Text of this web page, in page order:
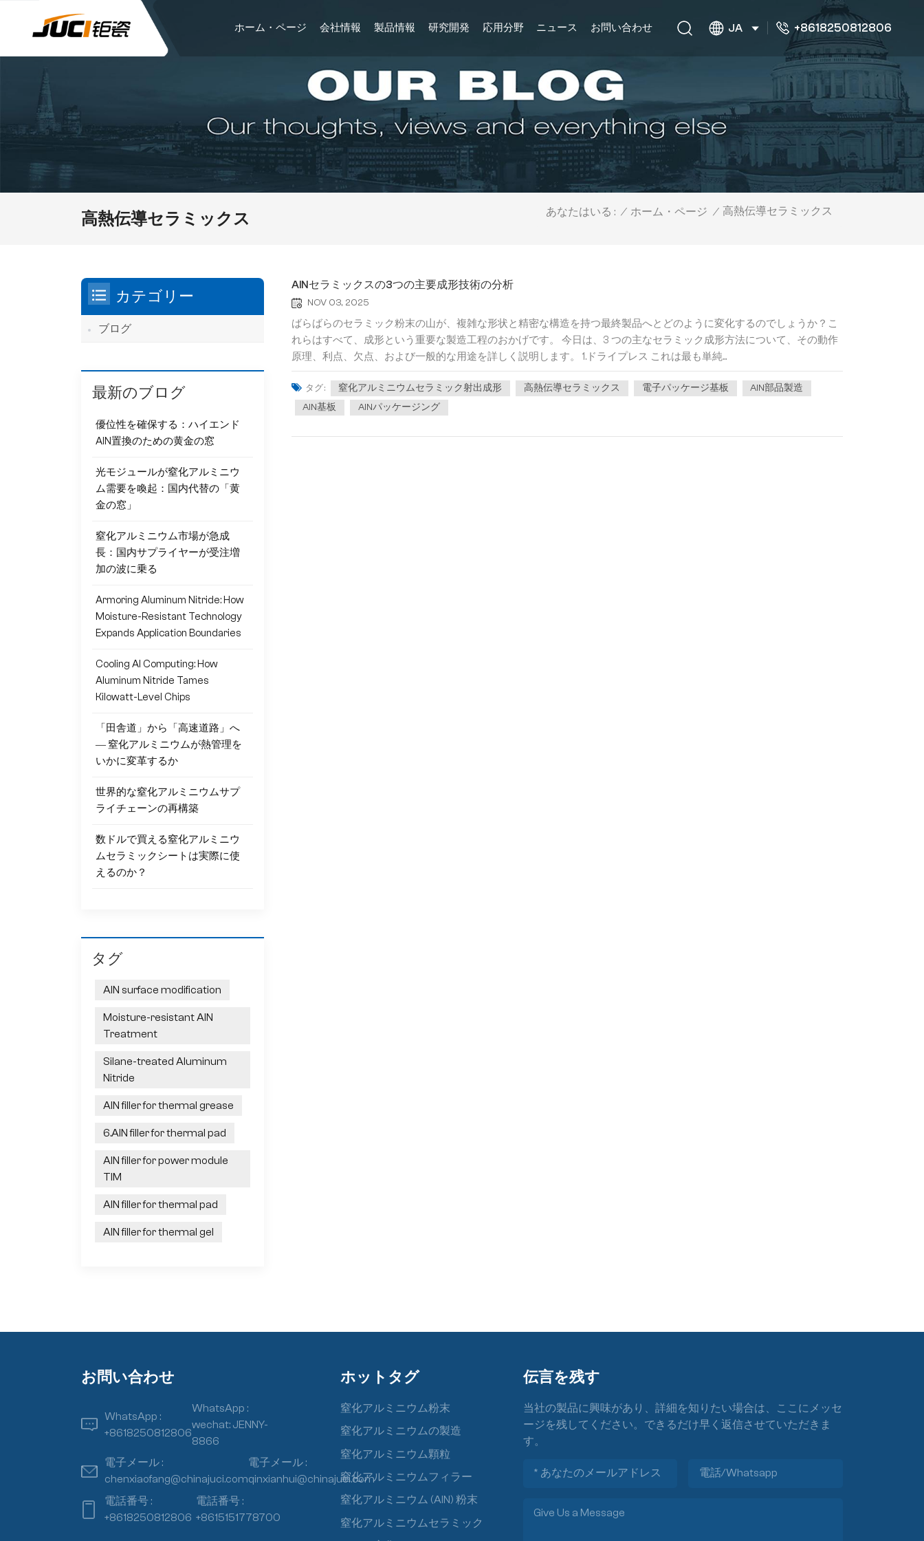
ホーム・ページ 会社情報 製品情報 研究開発 応用分野 ニュース お問い合わせ JA +8618250812806
高熱伝導セラミックス あなたはいる : / ホーム・ページ / 高熱伝導セラミックス
AlNセラミックスの3つの主要成形技術の分析
NOV 03, 2025
ばらばらのセラミック粉末の山が、複雑な形状と精密な構造を持つ最終製品へとどのように変化するのでしょうか？こ
れらはすべて、成形という重要な製造工程のおかげです。 今日は、3 つの主なセラミック成形方法について、その動作
原理、利点、欠点、および一般的な用途を詳しく説明します。 1.ドライプレス これは最も単純...
タグ : 窒化アルミニウムセラミック射出成形 高熱伝導セラミックス 電子パッケージ基板
AlN部品製造
AlN基板
AlNパッケージング
カテゴリー
ブログ
最新のブログ
優位性を確保する：ハイエンド
AlN置換のための黄金の窓
光モジュールが窒化アルミニウ
ム需要を喚起：国内代替の「黄
金の窓」
窒化アルミニウム市場が急成
長：国内サプライヤーが受注増
加の波に乗る
Armoring Aluminum Nitride: How
Moisture-Resistant Technology
Expands Application Boundaries
Cooling AI Computing: How
Aluminum Nitride Tames
Kilowatt-Level Chips
「田舎道」から「高速道路」へ
― 窒化アルミニウムが熱管理を
いかに変革するか
世界的な窒化アルミニウムサプ
ライチェーンの再構築
数ドルで買える窒化アルミニウ
ムセラミックシートは実際に使
えるのか？
タグ
AlN surface modification
Moisture-resistant AlN
Treatment
Silane-treated Aluminum
Nitride
AlN filler for thermal grease
6.AlN filler for thermal pad
AlN filler for power module
TIM
AlN filler for thermal pad
AlN filler for thermal gel
お問い合わせ
WhatsApp :
+8618250812806
WhatsApp :
wechat: JENNY-
8866
電子メール :
chenxiaofang@chinajuci.com
電子メール :
qinxianhui@chinajuci.com
電話番号 :
+8618250812806
電話番号 :
+8615151778700
ホットタグ
窒化アルミニウム粉末
窒化アルミニウムの製造
窒化アルミニウム顆粒
窒化アルミニウムフィラー
窒化アルミニウム (AlN) 粉末
窒化アルミニウムセラミック
伝言を残す
当社の製品に興味があり、詳細を知りたい場合は、ここにメッセ
ージを残してください。できるだけ早く返信させていただきま
す。